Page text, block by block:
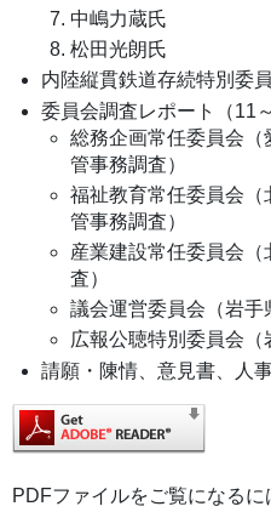
中嶋力蔵氏
松田光朗氏
内陸縦貫鉄道存続特別委
委員会調査レポート（11
総務企画常任委員会
管事務調査）
福祉教育常任委員会
管事務調査）
産業建設常任委員会
査）
議会運営委員会（岩手
広報公聴特別委員会（
請願・陳情、意見書、人
PDFファイルをご覧になる